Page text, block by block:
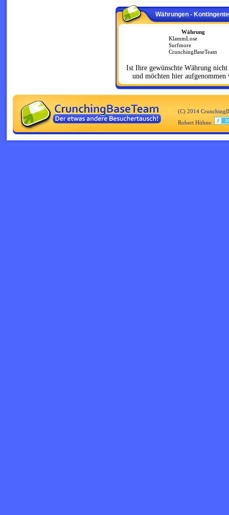
Währungen - Kontingente
Währung
KlammLose
Surfmore
CrunchingBaseTeam
Ist Ihre gewünschte Währung
und möchten hier
(C) 2014
Robert Höhne.